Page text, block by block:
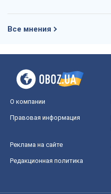
Все мнения
О компании
Правовая информация
Реклама на сайте
Редакционная политика